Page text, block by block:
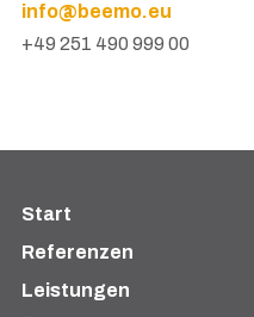
info@beemo.eu
+49 251 490 999 00
Start
Referenzen
Leistungen